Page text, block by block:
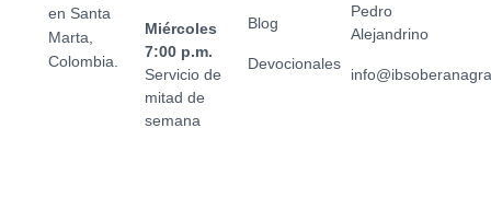
en Santa
Marta,
Colombia.
Miércoles
7:00 p.m.
Servicio de
mitad de
semana
Blog
Devocionales
Pedro
Alejandrino